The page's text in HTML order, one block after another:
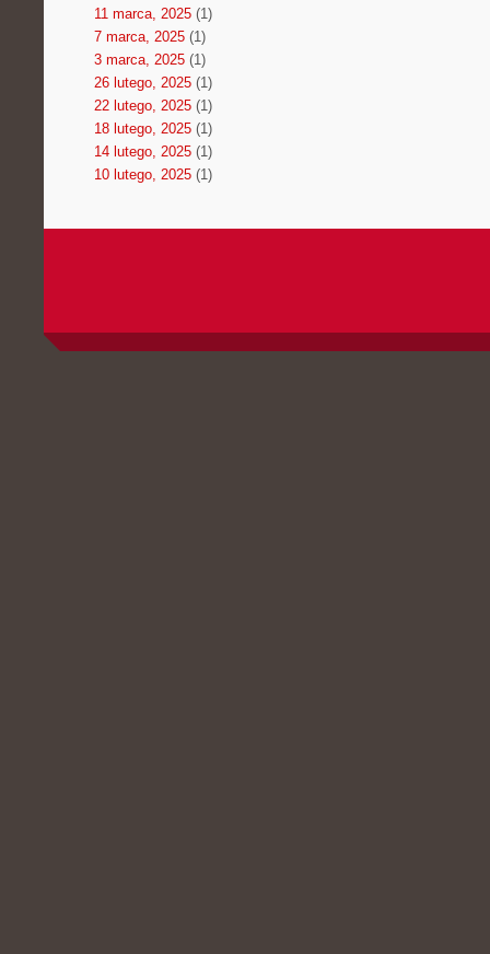
11 marca, 2025(1)
7 marca, 2025(1)
3 marca, 2025(1)
26 lutego, 2025(1)
22 lutego, 2025(1)
18 lutego, 2025(1)
14 lutego, 2025(1)
10 lutego, 2025(1)